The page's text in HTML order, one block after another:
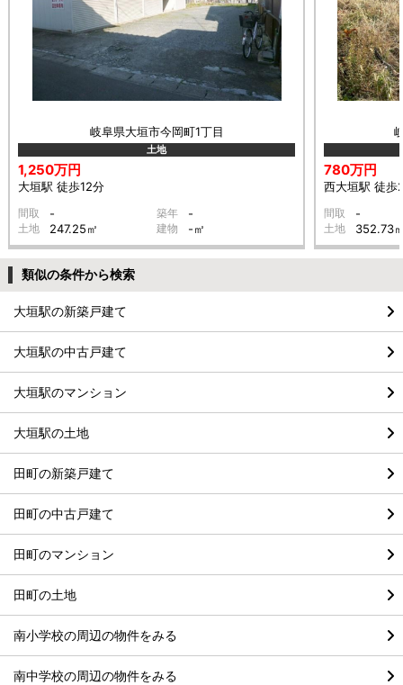
岐阜県大垣市今岡町1丁目
土地
1,250万円
大垣駅 徒歩12分
間取 - 築年 -
土地 247.25㎡ 建物 -㎡
780万円
西大垣駅 徒歩
間取 -
土地 352.73
類似の条件から検索
大垣駅の新築戸建て
大垣駅の中古戸建て
大垣駅のマンション
大垣駅の土地
田町の新築戸建て
田町の中古戸建て
田町のマンション
田町の土地
南小学校の周辺の物件をみる
南中学校の周辺の物件をみる